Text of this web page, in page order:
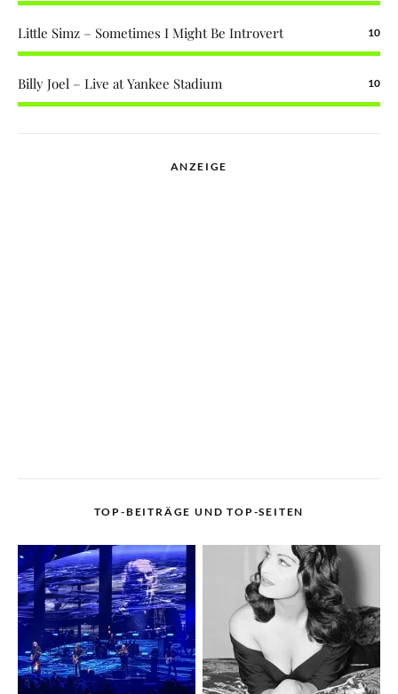
Little Simz – Sometimes I Might Be Introvert 10
Billy Joel – Live at Yankee Stadium 10
ANZEIGE
TOP-BEITRÄGE UND TOP-SEITEN